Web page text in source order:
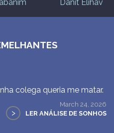
Danit Elihav
colega queria me matar.
March 24, 2026
> LER ANÁLISE DE SONHOS